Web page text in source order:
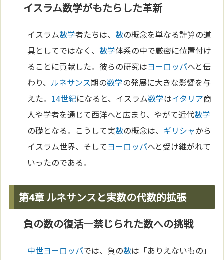
イスラム数学がもたらした革新
イスラム数学者たちは、数の概念を単なる計算の道
具としてではなく、数学体系の中で厳密に位置付け
ることに貢献した。彼らの研究はヨーロッパへと伝
わり、 ルネサンス期の数学の発展に大きな影響を与
えた。 14世紀になると、イスラム数学はイタリア商
人や学者を通じて西洋へと広まり、やがて近代数学
の礎となる。こうして実数の概念は、 ギリシャから
イスラム世界、そしてヨーロッパへと受け継がれて
いったのである。
第4章 ルネサンスと実数の代数的拡張
負の数の復活—禁じられた数への挑戦
中世ヨーロッパでは、負の数は「ありえないもの」